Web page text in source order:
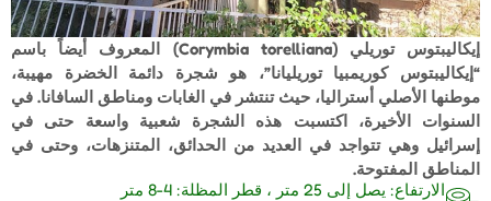
إيكاليبتوس توريلي (Corymbia torelliana) المعروف أيضاً باسم
“إيكاليبتوس كوريمبيا توريليانا”، هو شجرة دائمة الخضرة مهيبة،
موطنها الأصلي أستراليا، حيث تنتشر في الغابات ومناطق السافانا. في
السنوات الأخيرة، اكتسبت هذه الشجرة شعبية واسعة حتى في
إسرائيل وهي تتواجد في العديد من الحدائق، المتنزهات، وحتى في
المناطق المفتوحة.
الارتفاع: يصل إلى 25 متر ، قطر المظلة: 4-8 متر